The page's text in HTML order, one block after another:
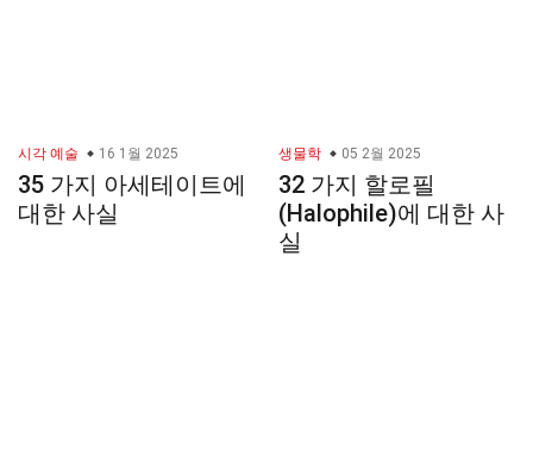
시각 예술 16 1월 2025
35 가지 아세테이트에
대한 사실
생물학 05 2월 2025
32 가지 할로필
(Halophile)에 대한 사
실